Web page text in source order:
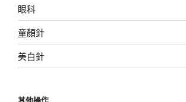
眼科
童顏針
美白針